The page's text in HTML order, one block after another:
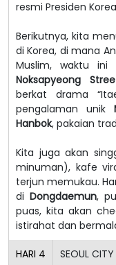
resmi Presiden
Berikutnya, kita
di Korea, di mana
Muslim, waktu ini
Noksapyeong
berkat drama
pengalaman unik
Hanbok, pakaian
Kita juga akan
minuman), kafe
terjun memukau.
di Dongdaemun,
puas, kita akan
istirahat dan
HARI 4 SEOUL